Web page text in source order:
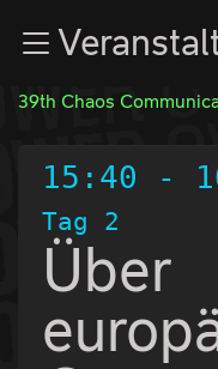
Zum Inhalt
39th Chaos
15:40 -
Tag 2
Über